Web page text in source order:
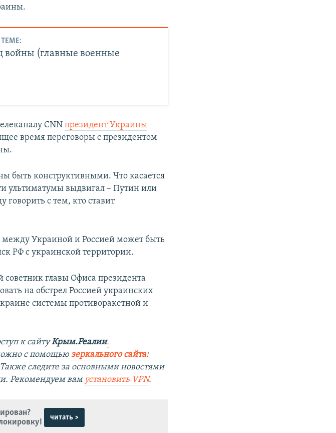
войны (главные военные
CNNпрезидент Украины
время переговоры с президентом
быть конструктивными. Что касается
ультиматумы выдвигал – Путин или
говорить с тем, кто ставит
Украиной и Россией может быть
РФ с украинской территории.
главы Офиса президента
на обстрел Россией украинских
системы противоракетной и
к сайтуКрым.Реалии.
с помощьюзеркального сайта:
Также следите за основными новостями
Рекомендуем вам установить VPN.
читать >